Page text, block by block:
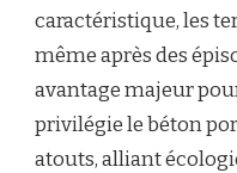
caractéristique, les
même après des
avantage majeur
privilégie le béton
atouts, alliant